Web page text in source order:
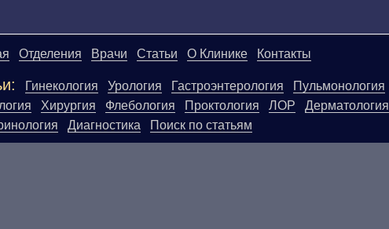
Отделения Врачи Статьи О Клинике Контакты
Гинекология Урология Гастроэнтерология Пульмонология
Хирургия Флебология Проктология ЛОР Дерматология
Диагностика Поиск по статьям